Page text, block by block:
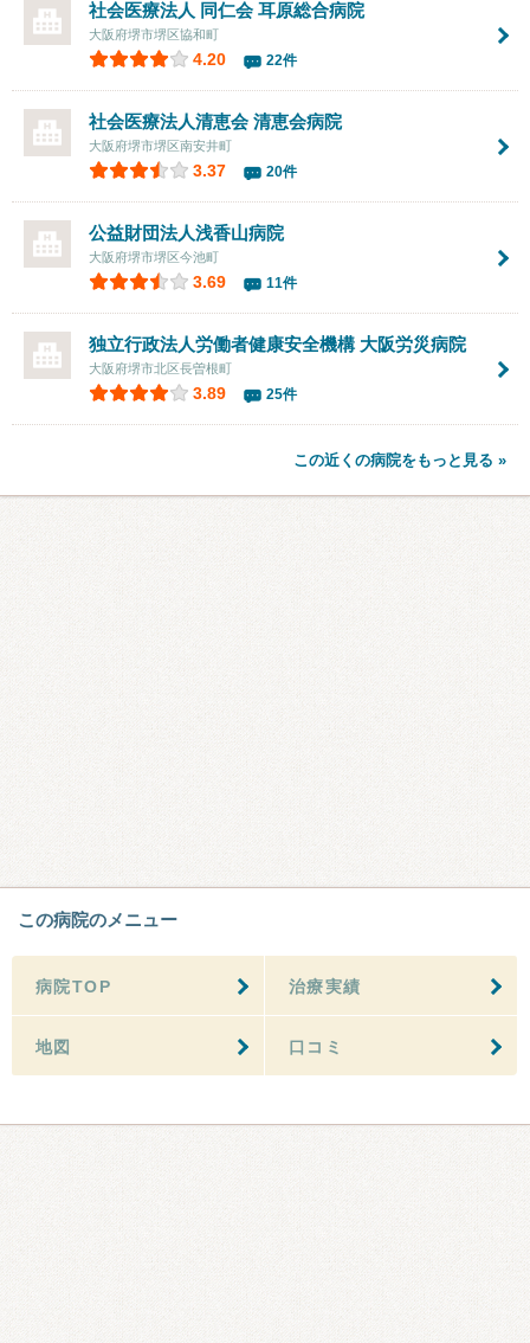
社会医療法人 同仁会耳原総合病院
大阪府堺市堺区協和町
4.20 22件
社会医療法人清恵会清恵会病院
大阪府堺市堺区南安井町
3.37 20件
公益財団法人浅香山病院
大阪府堺市堺区今池町
3.69 11件
独立行政法人労働者健康安全機構 大阪労災病院
大阪府堺市北区長曽根町
3.89 25件
この近くの病院をもっと見る »
この病院のメニュー
病院TOP 治療実績
地図 口コミ